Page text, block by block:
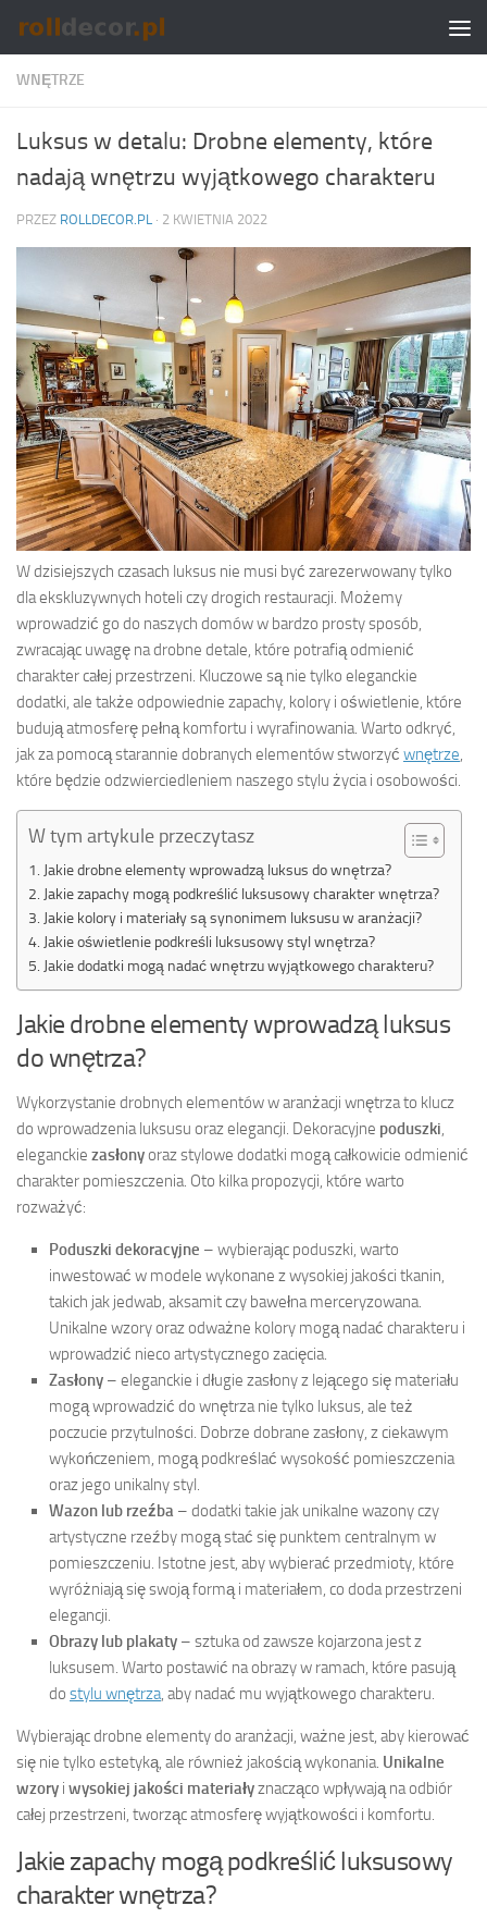
Skip to content
WNĘTRZE
Luksus w detalu: Drobne elementy, które
nadają wnętrzu wyjątkowego charakteru
PRZEZ ROLLDECOR.PL · 2 KWIETNIA 2022
W dzisiejszych czasach luksus nie musi być zarezerwowany tylko
dla ekskluzywnych hoteli czy drogich restauracji. Możemy
wprowadzić go do naszych domów w bardzo prosty sposób,
zwracając uwagę na drobne detale, które potrafią odmienić
charakter całej przestrzeni. Kluczowe są nie tylko eleganckie
dodatki, ale także odpowiednie zapachy, kolory i oświetlenie, które
budują atmosferę pełną komfortu i wyrafinowania. Warto odkryć,
jak za pomocą starannie dobranych elementów stworzyć wnętrze,
które będzie odzwierciedleniem naszego stylu życia i osobowości.
W tym artykule przeczytasz
Jakie drobne elementy wprowadzą luksus do wnętrza?
Jakie zapachy mogą podkreślić luksusowy charakter wnętrza?
Jakie kolory i materiały są synonimem luksusu w aranżacji?
Jakie oświetlenie podkreśli luksusowy styl wnętrza?
Jakie dodatki mogą nadać wnętrzu wyjątkowego charakteru?
Jakie drobne elementy wprowadzą luksus
do wnętrza?
Wykorzystanie drobnych elementów w aranżacji wnętrza to klucz
do wprowadzenia luksusu oraz elegancji. Dekoracyjne poduszki,
eleganckie zasłonyoraz stylowe dodatki mogą całkowicie odmienić
charakter pomieszczenia. Oto kilka propozycji, które warto
rozważyć:
Poduszki dekoracyjne – wybierając poduszki, warto
inwestować w modele wykonane z wysokiej jakości tkanin,
takich jak jedwab, aksamit czy bawełna merceryzowana.
Unikalne wzory oraz odważne kolory mogą nadać charakteru i
wprowadzić nieco artystycznego zacięcia.
Zasłony – eleganckie i długie zasłony z lejącego się materiału
mogą wprowadzić do wnętrza nie tylko luksus, ale też
poczucie przytulności. Dobrze dobrane zasłony, z ciekawym
wykończeniem, mogą podkreślać wysokość pomieszczenia
oraz jego unikalny styl.
Wazon lub rzeźba – dodatki takie jak unikalne wazony czy
artystyczne rzeźby mogą stać się punktem centralnym w
pomieszczeniu. Istotne jest, aby wybierać przedmioty, które
wyróżniają się swoją formą i materiałem, co doda przestrzeni
elegancji.
Obrazy lub plakaty – sztuka od zawsze kojarzona jest z
luksusem. Warto postawić na obrazy w ramach, które pasują
do stylu wnętrza, aby nadać mu wyjątkowego charakteru.
Wybierając drobne elementy do aranżacji, ważne jest, aby kierować
się nie tylko estetyką, ale również jakością wykonania. Unikalne
wzory i wysokiej jakości materiałyznacząco wpływają na odbiór
całej przestrzeni, tworząc atmosferę wyjątkowości i komfortu.
Jakie zapachy mogą podkreślić luksusowy
charakter wnętrza?